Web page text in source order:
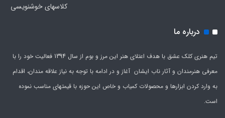
کلاسهای خوشنویسی
درباره ما
تیم هنری کلک عشق با هدف اعتلای هنر این مرز و بوم از سال 1394 فعالیت خود را با
معرفی هنرمندان و آثار ناب ایشان آغاز و در ادامه با توجه به نیاز علاقه مندان، اقدام
به وارد کردن ابزارها و محصولات کمیاب و خاص این حوزه با قیمتهای مناسب نموده
است.